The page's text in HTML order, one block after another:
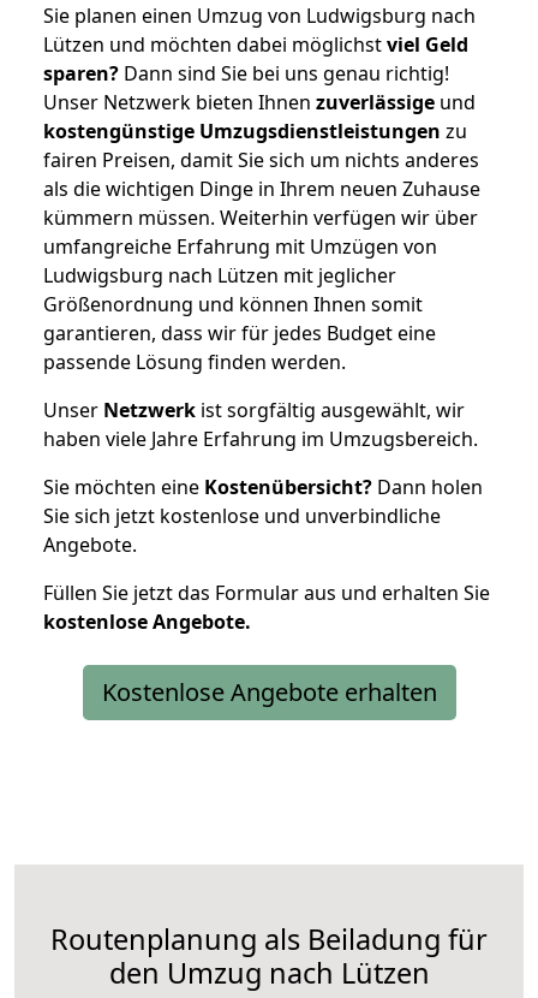
Sie planen einen Umzug von Ludwigsburg nach
Lützen und möchten dabei möglichstviel Geld
sparen? Dann sind Sie bei uns genau richtig!
Unser Netzwerk bieten Ihnen zuverlässige und
kostengünstige Umzugsdienstleistungen zu
fairen Preisen, damit Sie sich um nichts anderes
als die wichtigen Dinge in Ihrem neuen Zuhause
kümmern müssen. Weiterhin verfügen wir über
umfangreiche Erfahrung mit Umzügen von
Ludwigsburg nach Lützen mit jeglicher
Größenordnung und können Ihnen somit
garantieren, dass wir für jedes Budget eine
passende Lösung finden werden.
Unser Netzwerk ist sorgfältig ausgewählt, wir
haben viele Jahre Erfahrung im Umzugsbereich.
Sie möchten eine Kostenübersicht? Dann holen
Sie sich jetzt kostenlose und unverbindliche
Angebote.
Füllen Sie jetzt das Formular aus und erhalten Sie
kostenloseAngebote.
Kostenlose Angebote erhalten
Routenplanung als Beiladung für
den Umzug nach Lützen